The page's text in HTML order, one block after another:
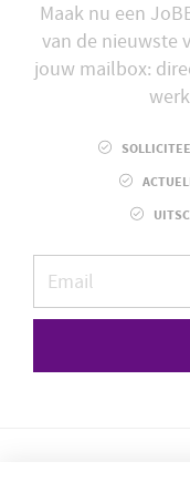
Maak nu een
van de nieuwste
jouw mailbox: